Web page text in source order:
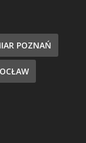
POZNAŃ